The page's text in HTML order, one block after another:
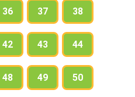
36 37 38
42 43 44
48 49 50